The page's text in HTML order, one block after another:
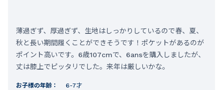
薄過ぎず、厚過ぎず、生地はしっかりしているので春、夏、
秋と長い期間履くことができそうです！ポケットがあるのが
ポイント高いです。6歳107cmで、6ansを購入しましたが、
丈は膝上でピッタリでした。来年は厳しいかな。
お子様の年齢：
6-7才